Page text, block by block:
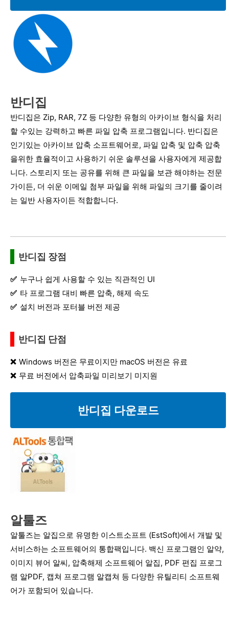
반디집
반디집은 Zip, RAR, 7Z 등 다양한 유형의 아카이브 형식을 처리
할 수있는 강력하고 빠른 파일 압축 프로그램입니다. 반디집은
인기있는 아카이브 압축 소프트웨어로, 파일 압축 및 압축 압축
을위한 효율적이고 사용하기 쉬운 솔루션을 사용자에게 제공합
니다. 스토리지 또는 공유를 위해 큰 파일을 보관 해야하는 전문
가이든, 더 쉬운 이메일 첨부 파일을 위해 파일의 크기를 줄이려
는 일반 사용자이든 적합합니다.
반디집 장점
누구나 쉽게 사용할 수 있는 직관적인 UI
타 프로그램 대비 빠른 압축, 해제 속도
설치 버전과 포터블 버전 제공
반디집 단점
Windows 버전은 무료이지만 macOS 버전은 유료
무료 버전에서 압축파일 미리보기 미지원
반디집 다운로드
알툴즈
알툴즈는 알집으로 유명한 이스트소프트 (EstSoft)에서 개발 및
서비스하는 소프트웨어의 통합팩입니다. 백신 프로그램인 알약,
이미지 뷰어 알씨, 압축해제 소프트웨어 알집, PDF 편집 프로그
램 알PDF, 캡쳐 프로그램 알캡쳐 등 다양한 유틸리티 소프트웨
어가 포함되어 있습니다.